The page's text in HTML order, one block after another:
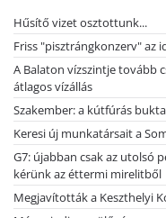
Hűsítő vizet osztottunk...
Friss "pisztrángkonzerv" az
A Balaton vízszintje tovább
átlagos vízállás
Szakember: a kútfúrás
Keresi új munkatársait a
G7: újabban csak az utolsó
kérünk az éttermi mirelitből
Megjavították a Keszthelyi